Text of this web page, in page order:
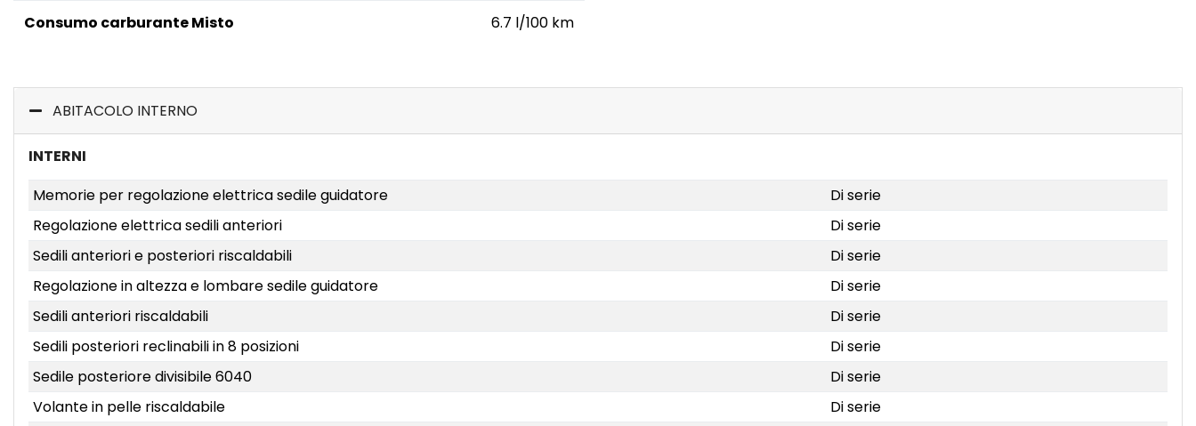
Consumo carburante Misto 6.7 l/100 km
ABITACOLO INTERNO
INTERNI
Memorie per regolazione elettrica sedile guidatore
Di serie
Regolazione elettrica sedili anteriori
Di serie
Sedili anteriori e posteriori riscaldabili
Di serie
Regolazione in altezza e lombare sedile guidatore
Di serie
Sedili anteriori riscaldabili
Di serie
Sedili posteriori reclinabili in 8 posizioni
Di serie
Sedile posteriore divisibile 6040
Di serie
Volante in pelle riscaldabile
Di serie